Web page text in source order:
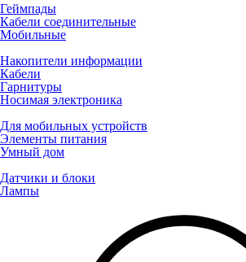
Геймпады
Кабели соединительные
Мобильные
Накопители информации
Кабели
Гарнитуры
Носимая электроника
Для мобильных устройств
Элементы питания
Умный дом
Датчики и блоки
Лампы